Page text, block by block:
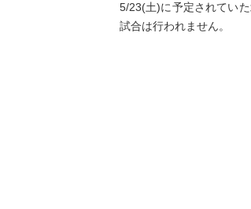
5/23(土)に予定されてい
試合は行われません。